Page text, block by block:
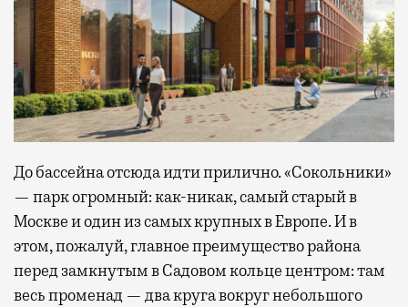
До бассейна отсюда идти прилично. «Сокольники»
— парк огромный: как-никак, самый старый в
Москве и один из самых крупных в Европе. И в
этом, пожалуй, главное преимущество района
перед замкнутым в Садовом кольце центром: там
весь променад — два круга вокруг небольшого